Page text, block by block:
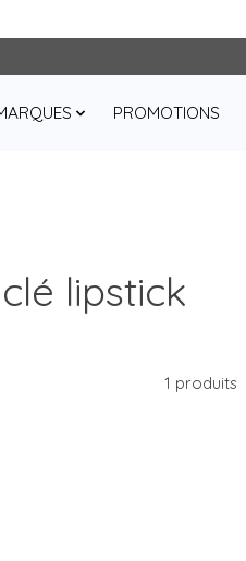
PROMOTIONS
lipstick
1 produits